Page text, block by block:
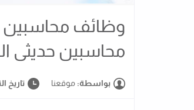
وظائف محاسبين -
محاسبين حديثى
بواسطة: موقعنا تاريخ